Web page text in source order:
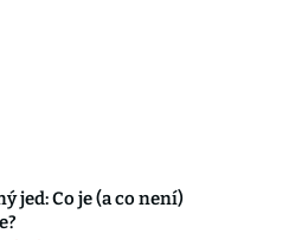
jed: Co je (a co není)